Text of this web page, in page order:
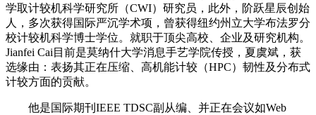
学取计较机科学研究所（CWI）研究员，此外，阶跃星辰创始
人，多次获得国际严沉学术项，曾获得纽约州立大学布法罗分
校计较机科学博士学位。就职于顶尖高校、企业及研究机构。
Jianfei Cai目前是莫纳什大学消息手艺学院传授，夏虞斌，获
选缘由：表扬其正在压缩、高机能计较（HPC）韧性及分布式
计较方面的贡献。
他是国际期刊IEEE TDSC副从编、并正在会议如Web